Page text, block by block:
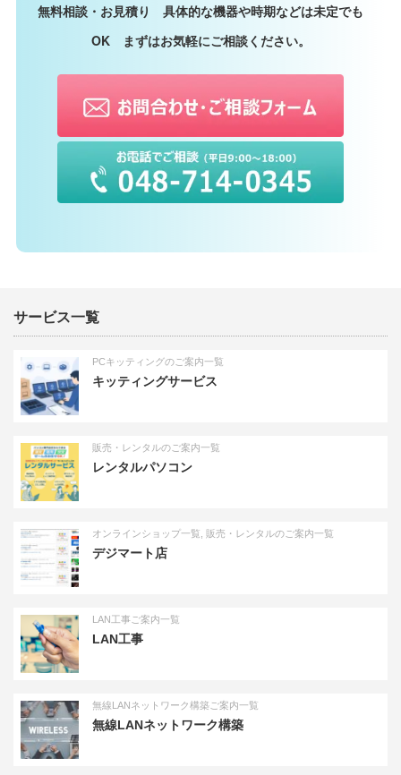
無料相談・お見積り 具体的な機器や時期などは未定でも
OK まずはお気軽にご相談ください。
サービス一覧
PCキッティングのご案内一覧
キッティングサービス
販売・レンタルのご案内一覧
レンタルパソコン
オンラインショップ一覧 販売・レンタルのご案内一覧
デジマート店
LAN工事ご案内一覧
LAN工事
無線LANネットワーク構築ご案内一覧
無線LANネットワーク構築